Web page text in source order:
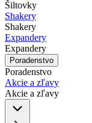
Šiltovky
Shakery
Shakery
Expandery
Expandery
Poradenstvo
Poradenstvo
Akcie a zľavy
Akcie a zľavy